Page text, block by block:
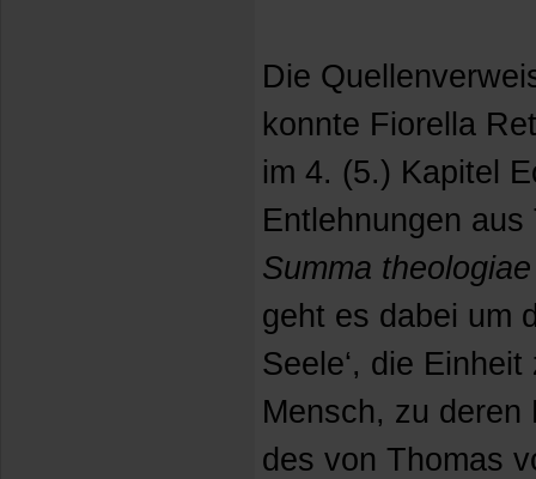
Die
konnte Fiorella
im 4. (5.) Kapitel
Entlehnungen
Summa theologiae
geht es dabei um
Seele‘, die
Mensch, zu deren
des von Thomas